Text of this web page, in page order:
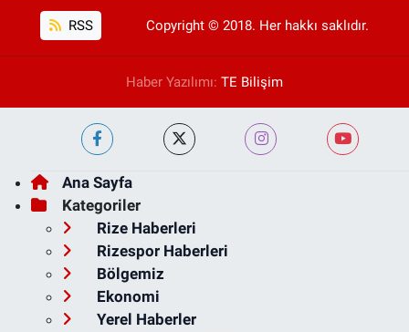
RSS Copyright © 2018. Her hakkı saklıdır.
Haber Yazılımı: TE Bilişim
Ana Sayfa
Kategoriler
Rize Haberleri
Rizespor Haberleri
Bölgemiz
Ekonomi
Yerel Haberler